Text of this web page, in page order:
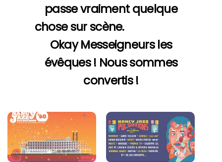
passe vraiment quelque
chose sur scène.
Okay Messeigneurs les
évêques ! Nous sommes
convertis !